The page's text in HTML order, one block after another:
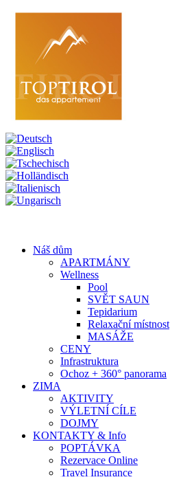
Náš dům
APARTMÁNY
Wellness
Pool
SVĚT SAUN
Tepidarium
Relaxační místnost
MASÁŽE
CENY
Infrastruktura
Ochoz + 360° panorama
ZIMA
AKTIVITY
VÝLETNÍ CÍLE
DOJMY
KONTAKTY & Info
POPTÁVKA
Rezervace Online
Travel Insurance